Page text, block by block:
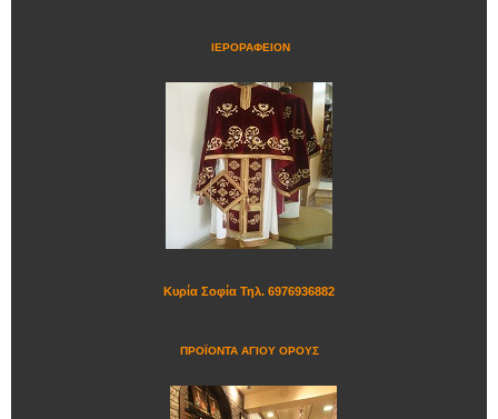
ΙΕΡΟΡΑΦΕΙΟΝ
Κυρία Σοφία Τηλ. 6976936882
ΠΡΟΪΟΝΤΑ ΑΓΙΟΥ ΟΡΟΥΣ